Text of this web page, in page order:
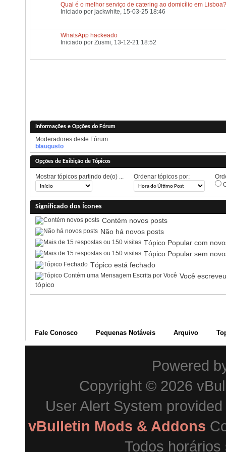
Qual é o melhor serviço de catering ao domicílio em Lisboa?
Iniciado por jackwhite, 15-03-25 18:46
WhatsApp hackeado
Iniciado por Zusmi , 13-12-21 18:52
Informações e Opções do Fórum
Moderadores deste Fórum
blaugusto
Opções de Exibição de Tópicos
Mostrar tópicos partindo de(o) ... Ordenar tópicos por:
Significado dos Ícones
Contém novos posts
Não há novos posts
Tópico Popular com
Tópico Popular sem
Tópico está fechado
Você
tópico
Fale Conosco Pequenas Notáveis Arquivo
Powered
Copyright © 2026
User Alert System
vBulletin Mods & Addons
Todos